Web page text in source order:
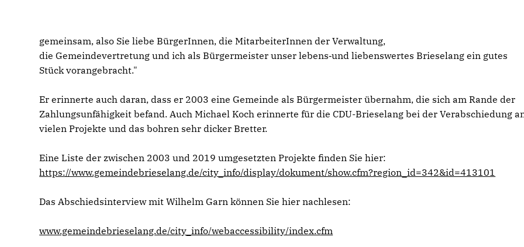
gemeinsam, also Sie liebe BürgerInnen, die MitarbeiterInnen der Verwaltung,
die Gemeindevertretung und ich als Bürgermeister unser lebens‐und liebenswertes Brieselang ein gutes
Stück vorangebracht."
Er erinnerte auch daran, dass er 2003 eine Gemeinde als Bürgermeister übernahm, die sich am Rande der
Zahlungsunfähigkeit befand. Auch Michael Koch erinnerte für die CDU-Brieselang bei der Verabschiedung
vielen Projekte und das bohren sehr dicker Bretter.
Eine Liste der zwischen 2003 und 2019 umgesetzten Projekte finden Sie hier:
https://www.gemeindebrieselang.de/city_info/display/dokument/show.cfm?region_id=342&id=413101
Das Abschiedsinterview mit Wilhelm Garn können Sie hier nachlesen:
www.gemeindebrieselang.de/city_info/webaccessibility/index.cfm